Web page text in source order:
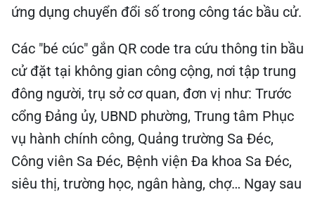
ứng dụng chuyển đổi số trong công tác bầu cử.
Các "bé cúc" gắn QR code tra cứu thông tin bầu
cử đặt tại không gian công cộng, nơi tập trung
đông người, trụ sở cơ quan, đơn vị như: Trước
cổng Đảng ủy, UBND phường, Trung tâm Phục
vụ hành chính công, Quảng trường Sa Đéc,
Công viên Sa Đéc, Bệnh viện Đa khoa Sa Đéc,
siêu thị, trường học, ngân hàng, chợ… Ngay sau